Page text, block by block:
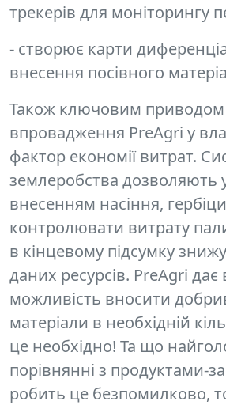
трекерів для моніторингу
- створює карти
внесення посівного
Також ключовим приводом
впровадження PreAgri у
фактор економії витрат.
землеробства дозволяють
внесенням насіння,
контролювати витрату
в кінцевому підсумку
даних ресурсів. PreAgri дає
можливість вносити
матеріали в необхідній
це необхідно! Та що
порівнянні з продуктами-
робить це безпомилково,